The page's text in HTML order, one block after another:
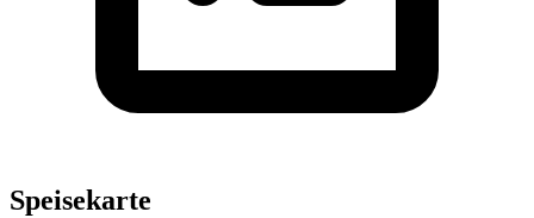
Speisekarte